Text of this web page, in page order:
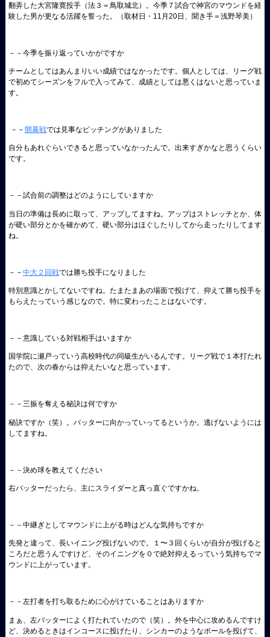
翻弄した大宮隆寛投手（法３＝鳥取城北）。今季７試合で神宮のマウンドを経
験した男が更なる活躍を誓った。（取材日・11月20日、聞き手＝浅野琴美）
－－今季を振り返っていかがですか
チームとしてはあんまりいい成績ではなかったです。個人としては、リーグ戦
で初めてシーズンをフルで入ってみて、成績としては悪くはないと思っていま
す。
－－ 開幕戦では見事なピッチングがありました
自分もあれぐらいできると思っていなかったんで。出来すぎかなと思うくらい
です。
－－試合前の調整はどのようにしていますか
当日の準備は長めに取って、アップしてますね。アップはストレッチとか、体
が硬い部分とかを確かめて、硬い部分はほぐしたりしてから走ったりしてます
ね。
－－ 中大２回戦では勝ち投手になりました
特別意識とかしてないですね。たまたまあの場面で投げて、抑えて勝ち投手を
もらえたっていう感じなので。特に変わったことはないです。
－－意識している対戦相手はいますか
国学院に瀬戸っていう高校時代の同級生がいるんです。リーグ戦で１本打たれ
たので、次の春からは抑えたいなと思っています。
－－三振を奪える秘訣は何ですか
秘訣ですか（笑）。バッターに向かっていってるというか。逃げないようには
してますね。
－－決め球を教えてください
右バッターだったら、主にスライダーと真っ直ぐですかね。
－－中継ぎとしてマウンドに上がる時はどんな気持ちですか
先発と違って、長いイニング投げないので。１〜３回くらいが自分が投げると
ころだと思うんですけど、そのイニングを０で絶対抑えるっていう気持ちでマ
ウンドに上がっています。
－－左打者を打ち取るために心がけていることはありますか
まぁ、左バッターによく打たれていたので（笑）。外を中心に攻めるんですけ
ど、決めるときはインコースに投げたり、シンカーのようなボールを投げて、